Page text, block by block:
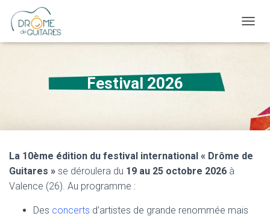
Festival 2026
La 10ème édition du festival international « Drôme de
Guitares » se déroulera du 19 au 25 octobre 2026 à
Valence (26). Au programme :
Des concerts d’artistes de grande renommée mais